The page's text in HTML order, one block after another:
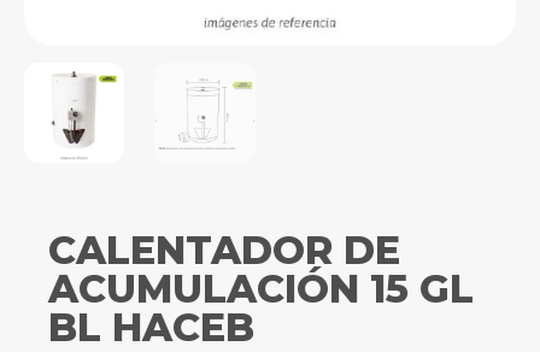
CALENTADOR DE
ACUMULACIÓN 15 GL
BL HACEB